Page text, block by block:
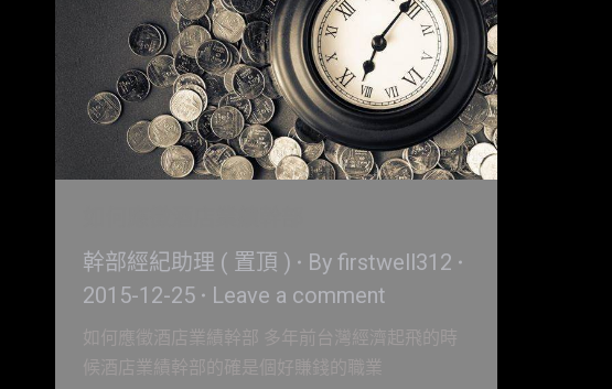
幹部經紀助理 ( 置頂 ) By firstwell312
2015-12-25
Leave a comment
如何應徵酒店業績幹部 多年前台灣經濟起飛的時
候酒店業績幹部的確是個好賺錢的職業